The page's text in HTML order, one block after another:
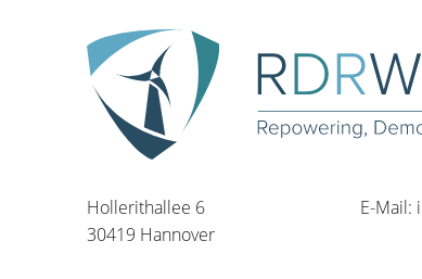
Hollerithallee 6
30419 Hannover
E-Mail: